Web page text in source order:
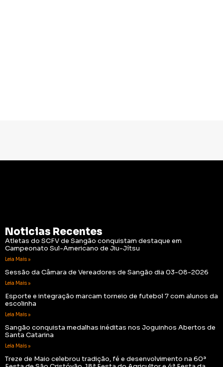
Noticias Recentes
Atletas do SCFV de Sangão conquistam destaque em
Campeonato Sul-Americano de Jiu-Jítsu
Leia Mais »
Sessão da Câmara de Vereadores de Sangão dia 03-08-2026
Leia Mais »
Esporte e integração marcam torneio de futebol 7 com alunos da
escolinha
Leia Mais »
Sangão conquista medalhas inéditas nos Joguinhos Abertos de
Santa Catarina
Leia Mais »
Treze de Maio celebrou tradição, fé e desenvolvimento na 60ª